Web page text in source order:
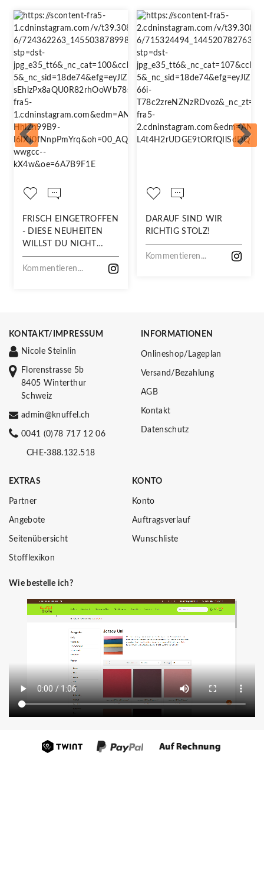
FRISCH EINGETROFFEN
- DIESE NEUHEITEN
WILLST DU NICHT
VERPASSEN!
Kommentieren...
DARAUF SIND WIR
RICHTIG STOLZ!
Kommentieren...
KONTAKT/IMPRESSUM
Nicole Steinlin
Florenstrasse 5b
8405 Winterthur
Schweiz
admin@knuffel.ch
0041 (0)78 717 12 06
CHE-388.132.518
INFORMATIONEN
Onlineshop/Lageplan
Versand/Bezahlung
AGB
Kontakt
Datenschutz
EXTRAS
Partner
Angebote
Seitenübersicht
Stofflexikon
KONTO
Konto
Auftragsverlauf
Wunschliste
Wie bestelle ich?